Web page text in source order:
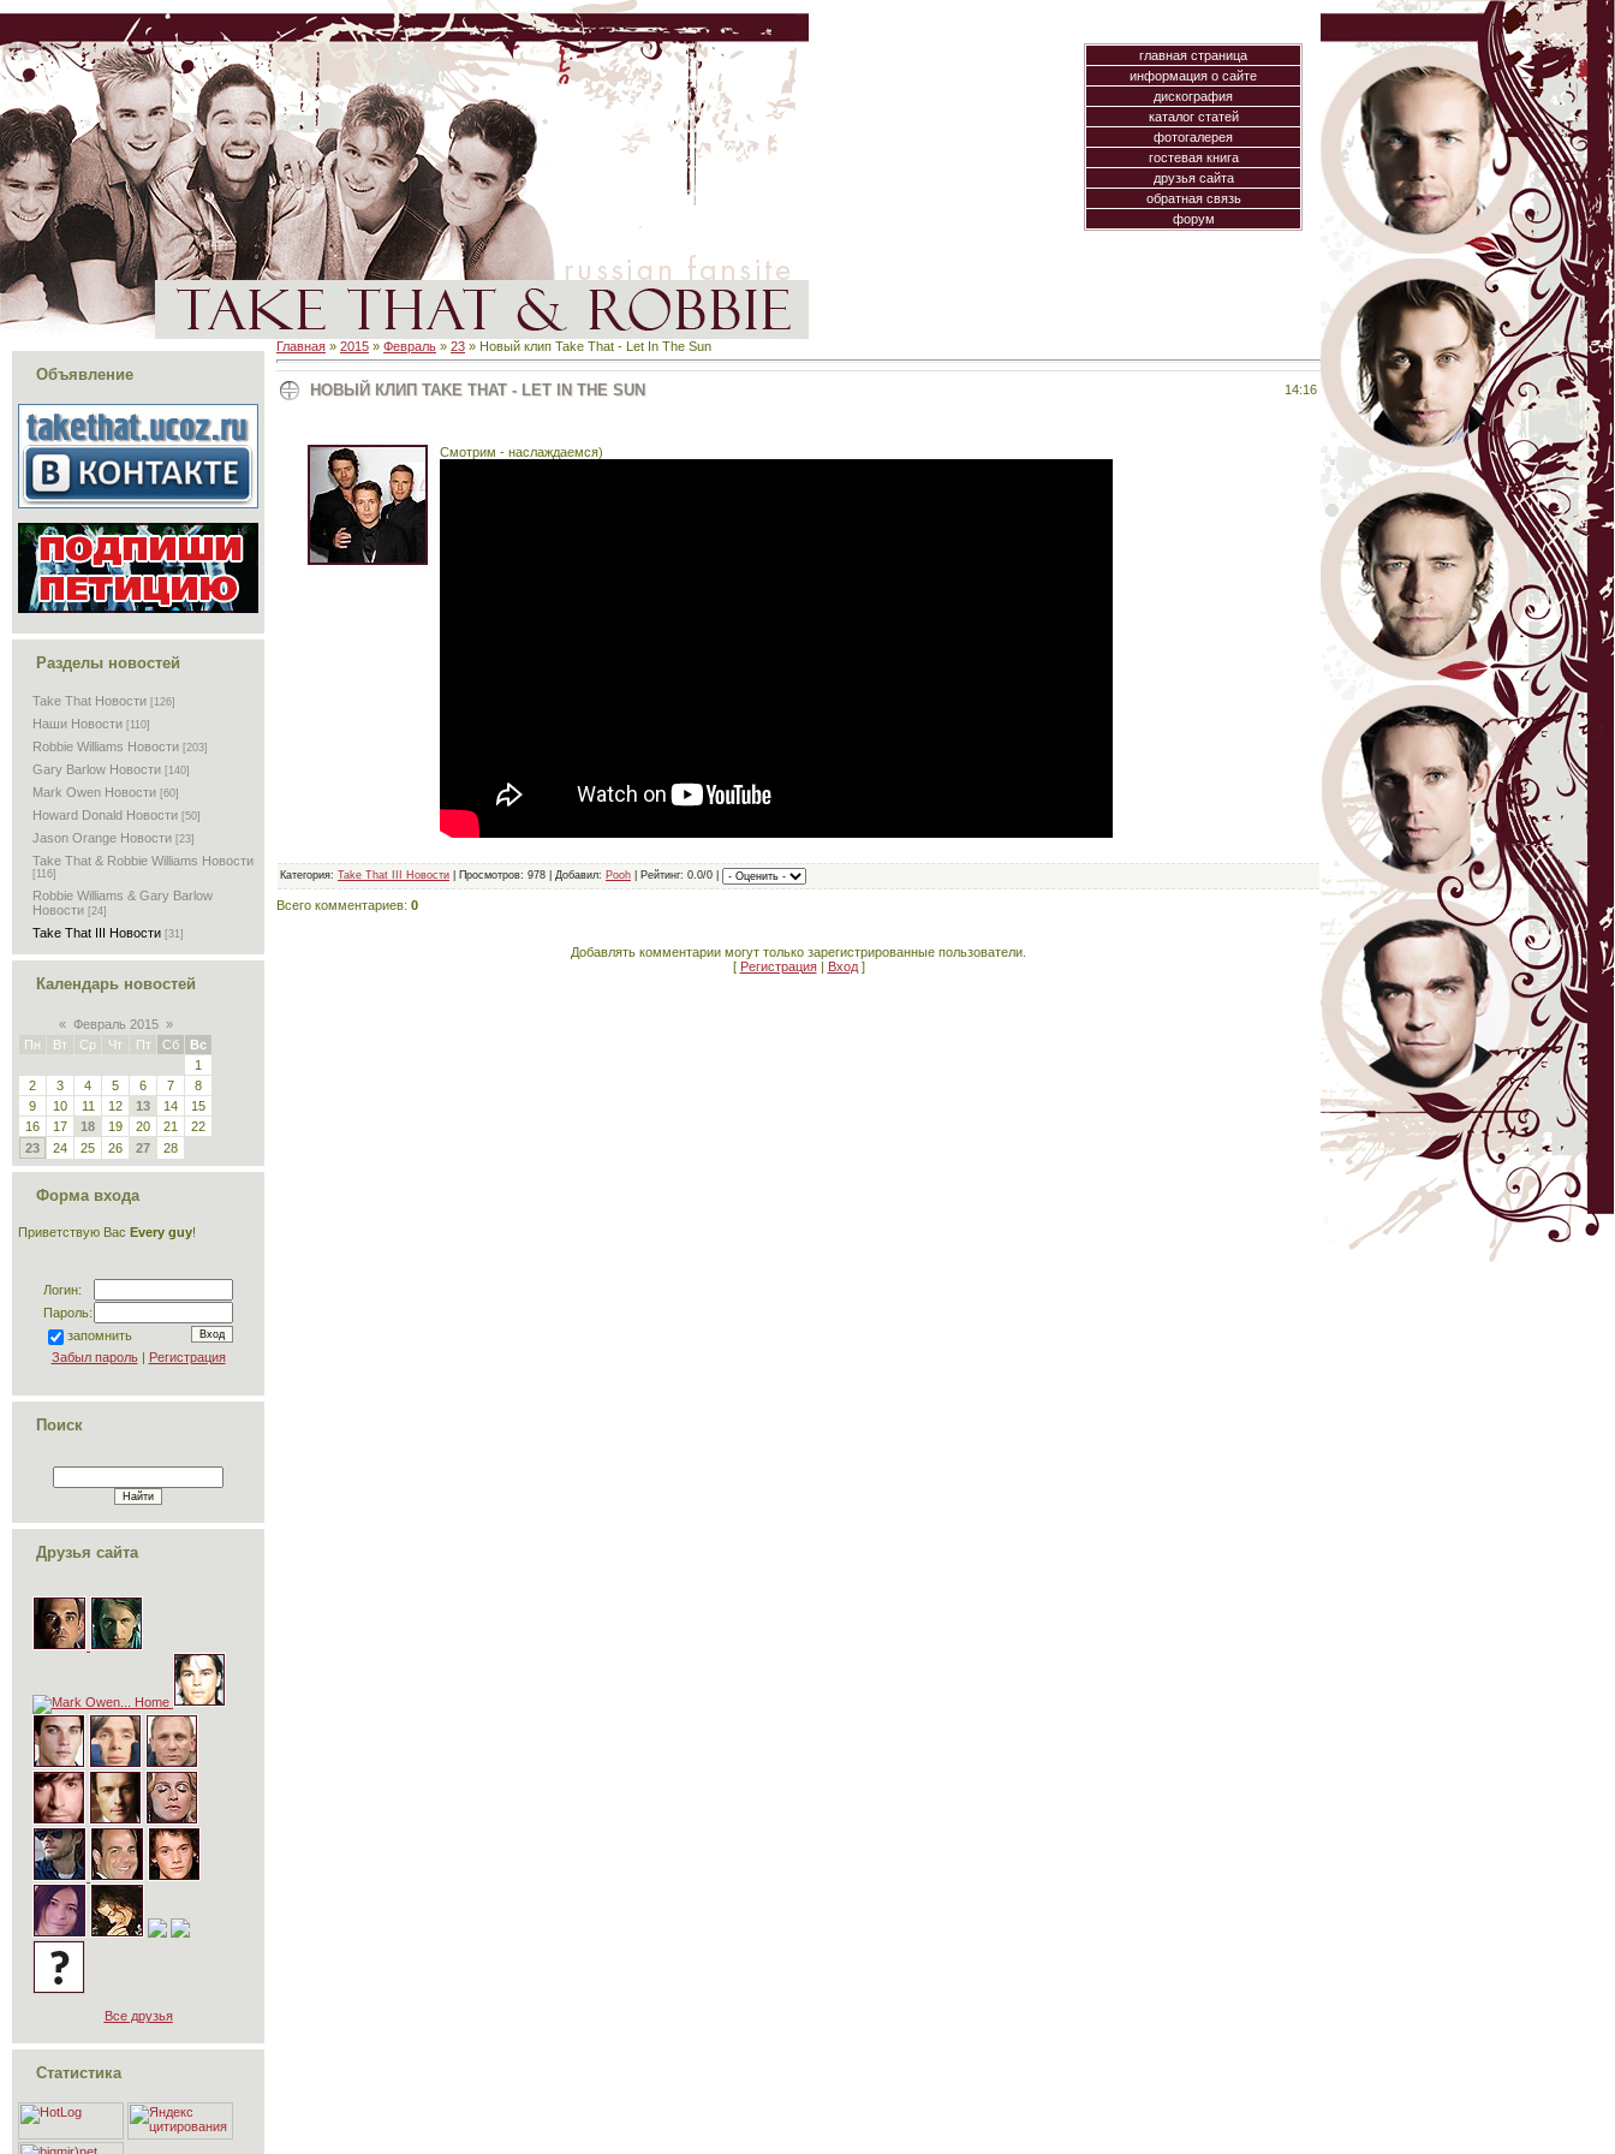
главная страница
информация о сайте
дискография
каталог статей
фотогалерея
гостевая книга
друзья сайта
обратная связь
форум
Объявление
Разделы новостей
Take That Новости [126]
Наши Новости [110]
Robbie Williams Новости [203]
Gary Barlow Новости [140]
Mark Owen Новости [60]
Howard Donald Новости [50]
Jason Orange Новости [23]
Take That & Robbie Williams Новости
[116]
Robbie Williams & Gary Barlow
Новости [24]
Take That III Новости [31]
Календарь новостей
« Февраль 2015 »
Пн
Вт Ср Чт Пт Сб
Вс
1
2
3 4 5 6 7
8
9
10 11 12 13 14
15
16
17 18 19 20 21
22
23
24 25 26 27 28
Форма входа
Приветствую Вас Every guy!
Логин:
Пароль:
запомнить
Забыл пароль| Регистрация
Поиск
Друзья сайта
Все друзья
Статистика
Главная » 2015 » Февраль » 23 » Новый клип Take That - Let In The Sun
НОВЫЙ КЛИП TAKE THAT - LET IN THE SUN 14:16
Смотрим - наслаждаемся)
Категория: Take That III Новости | Просмотров: 978 | Добавил: Pooh | Рейтинг: 0.0/0 |
Всего комментариев: 0
Добавлять комментарии могут только зарегистрированные пользователи.
[ Регистрация| Вход]